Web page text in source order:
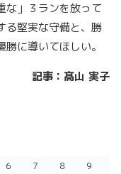
な」３ランを放って
る堅実な守備と、勝
に導いてほしい。
記事：髙山 実子
６ ７ ８ ９